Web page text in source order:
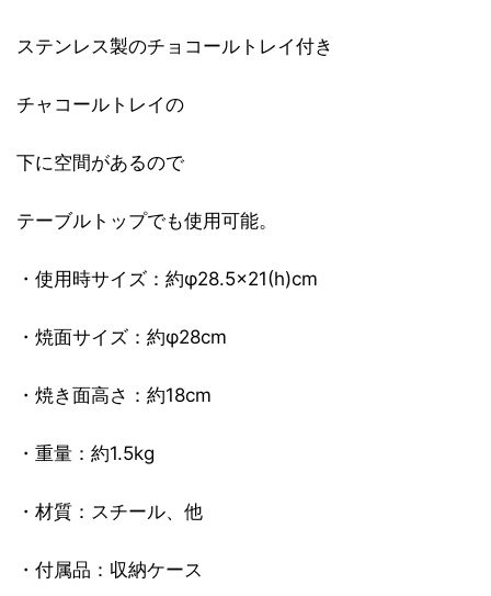
ステンレス製のチョコールトレイ付き
チャコールトレイの
下に空間があるので
テーブルトップでも使用可能。
・使用時サイズ：約φ28.5×21(h)cm
・焼面サイズ：約φ28cm
・焼き面高さ：約18cm
・重量：約1.5kg
・材質：スチール、他
・付属品：収納ケース